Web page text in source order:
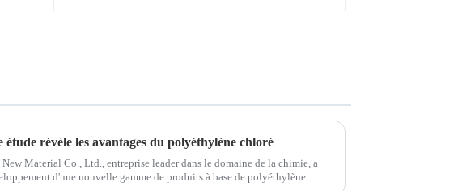
étude révèle les avantages du polyéthylène chloré
Material Co., Ltd., entreprise leader dans le domaine de la chimie, a
d'une nouvelle gamme de produits à base de polyéthylène